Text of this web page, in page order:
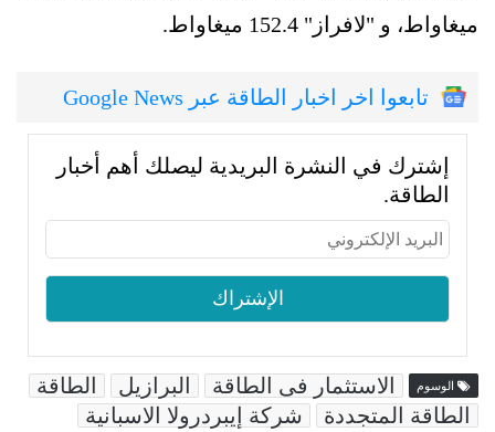
ميغاواط، و "لافراز" 152.4 ميغاواط.
تابعوا اخر اخبار الطاقة عبر Google News
إشترك في النشرة البريدية ليصلك أهم أخبار
الطاقة.
الوسوم الاستثمار فى الطاقة البرازيل
الطاقة
الطاقة المتجددة
شركة إيبردرولا الاسبانية